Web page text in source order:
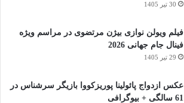
30 تیر 1405
فیلم ویولن نوازی بیژن مرتضوی در مراسم ویژه
فینال جام جهانی 2026
29 تیر 1405
عکس ازدواج پائولینا پوریزکووا بازیگر سرشناس در
61 سالگی + بیوگرافی